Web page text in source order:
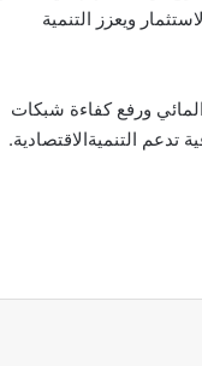
ويعزز التنمية
ورفع كفاءة شبكات
تدعم التنميةالاقتصادية.